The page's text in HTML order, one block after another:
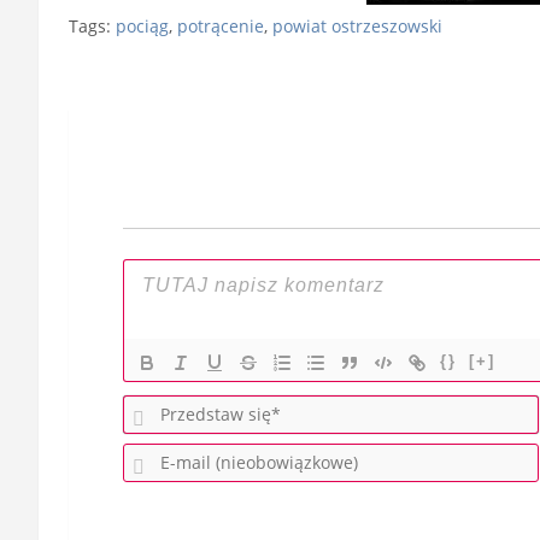
Tags: pociąg, potrącenie, powiat ostrzeszowski
{} [+]
P
r
E
-